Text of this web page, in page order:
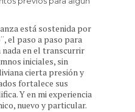
está sostenida por
el paso a paso para
nada en el transcurrir
iniciales, sin
cierta presión y
fortalece sus
Y en mi experiencia
nuevo y particular.